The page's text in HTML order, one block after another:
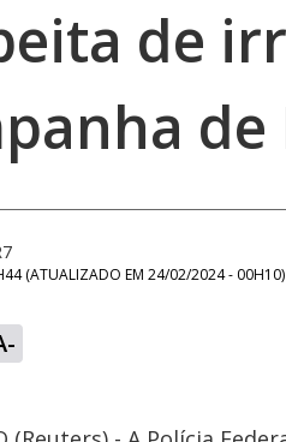
de
de
(ATUALIZADO EM 24/02/2024 - 00H10)